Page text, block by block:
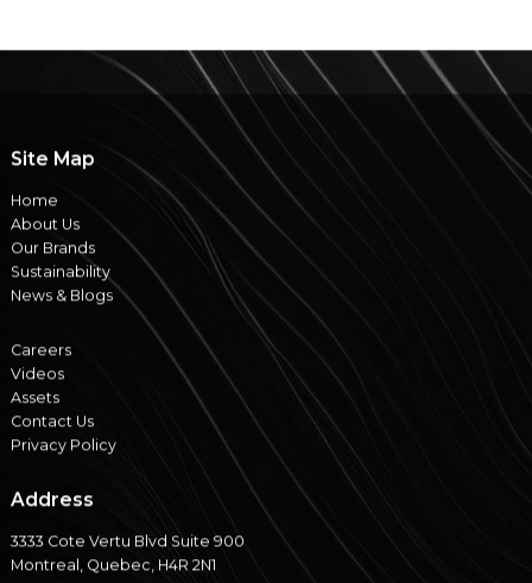
Site Map
Home
About Us
Our Brands
Sustainability
News & Blogs
Careers
Videos
Assets
Contact Us
Privacy Policy
Address
3333 Cote Vertu Blvd Suite 900
Montreal, Quebec, H4R 2N1